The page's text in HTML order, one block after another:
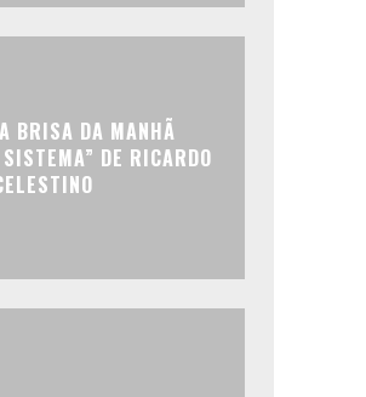
BRISA DA MANHÃ
DE RICARDO